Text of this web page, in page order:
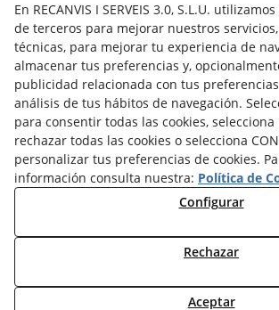
Aquesta empresa participa en el
contractació de persones en situació
vulnerabilitat,
subvencionat pel Servei Públic d’Ocupació
amb el cofinançament del Fons Social
© 08/2026 Reiserpack - Todos los derechos
En RECANVIS I SERVEIS 3.0, S.L.U.
de terceros para mejorar nuestros
técnicas, para mejorar tu experiencia de
almacenar tus preferencias y,
publicidad relacionada con tus
análisis de tus hábitos de navegación.
para consentir todas las cookies, selecciona
rechazar todas las cookies o selecciona
personalizar tus preferencias de cookies.
información consulta nuestra: Política de
Configurar
Rechazar
Aceptar